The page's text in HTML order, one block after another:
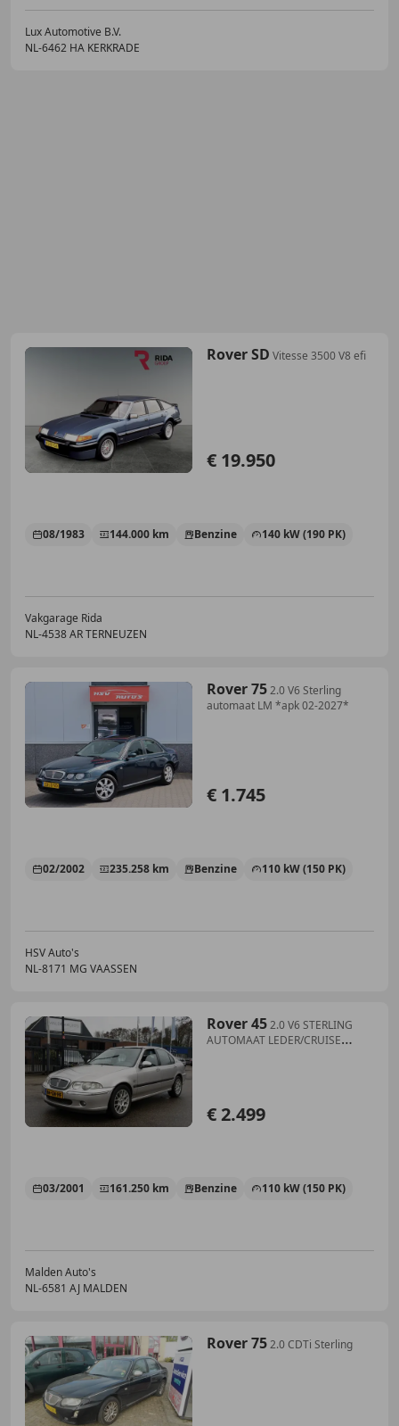
Lux Automotive B.V.
NL-6462 HA KERKRADE
Rover SD Vitesse 3500 V8 efi
€ 19.950
08/1983 144.000 km Benzine 140 kW (190 PK)
Vakgarage Rida
NL-4538 AR TERNEUZEN
Rover 752.0 V6 Sterling
automaat LM *apk 02-2027*
€ 1.745
02/2002 235.258 km Benzine 110 kW (150 PK)
HSV Auto's
NL-8171 MG VAASSEN
Rover 452.0 V6 STERLING
AUTOMAAT LEDER/CRUISE
€ 2.499
03/2001 161.250 km Benzine 110 kW (150 PK)
Malden Auto's
NL-6581 AJ MALDEN
Rover 752.0 CDTi Sterling